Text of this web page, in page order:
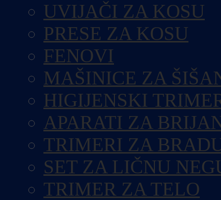
UVIJAČI ZA KOSU
PRESE ZA KOSU
FENOVI
MAŠINICE ZA
HIGIJENSKI
APARATI ZA
TRIMERI ZA
SET ZA LIČNU
TRIMER ZA TELO